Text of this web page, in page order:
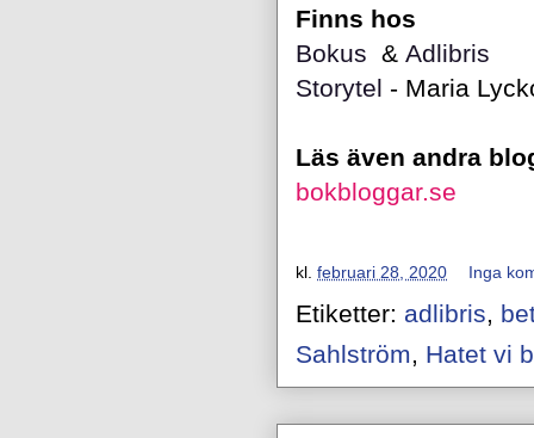
Finns hos
Bokus & Adlibris
Storytel - Maria
Läs även andra
bokbloggar.se
kl. februari 28, 2020 Inga
Etiketter: adlibris,
Sahlström, Hatet vi